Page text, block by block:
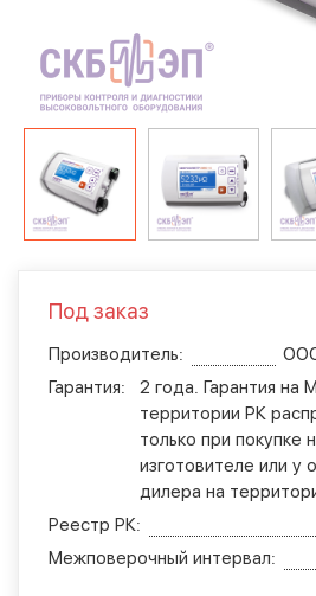
Под заказ
Производитель:
Гарантия:
2 года. Гарантия на
территории РК
только при покупке
изготовителе или у
дилера на
Реестр РК:
Межповерочный интервал: